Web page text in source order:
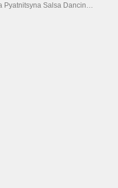
Pyatnitsyna Salsa Dancin…